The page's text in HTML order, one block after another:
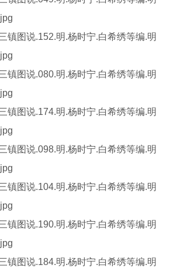
图说.152.明.杨时宁.白希绣等编.明
图说.080.明.杨时宁.白希绣等编.明
图说.174.明.杨时宁.白希绣等编.明
图说.098.明.杨时宁.白希绣等编.明
图说.104.明.杨时宁.白希绣等编.明
图说.190.明.杨时宁.白希绣等编.明
图说.184.明.杨时宁.白希绣等编.明